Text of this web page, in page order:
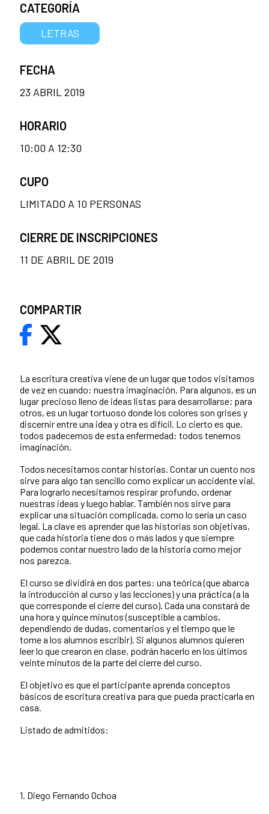
La escritura creativa viene de un lugar que todos visitamos
de vez en cuando: nuestra imaginación. Para algunos, es un
lugar precioso lleno de ideas listas para desarrollarse; para
otros, es un lugar tortuoso donde los colores son grises y
discernir entre una idea y otra es difícil. Lo cierto es que,
todos padecemos de esta enfermedad: todos tenemos
imaginación.
Todos necesitamos contar historias. Contar un cuento nos
sirve para algo tan sencillo como explicar un accidente vial.
Para lograrlo necesitamos respirar profundo, ordenar
nuestras ideas y luego hablar. También nos sirve para
explicar una situación complicada, como lo sería un caso
legal. La clave es aprender que las historias son objetivas,
que cada historia tiene dos o más lados y que siempre
podemos contar nuestro lado de la historia como mejor
nos parezca.
El curso se dividirá en dos partes: una teórica (que abarca
la introducción al curso y las lecciones) y una práctica (a la
que corresponde el cierre del curso). Cada una constará de
una hora y quince minutos (susceptible a cambios,
dependiendo de dudas, comentarios y el tiempo que le
tome a los alumnos escribir). Si algunos alumnos quieren
leer lo que crearon en clase, podrán hacerlo en los últimos
veinte minutos de la parte del cierre del curso.
El objetivo es que el participante aprenda conceptos
básicos de escritura creativa para que pueda practicarla en
casa.
Listado de admitidos:
1. Diego Fernando Ochoa
CATEGORÍA
LETRAS
FECHA
23 ABRIL 2019
HORARIO
10:00 A 12:30
CUPO
LIMITADO A 10 PERSONAS
CIERRE DE INSCRIPCIONES
11 DE ABRIL DE 2019
COMPARTIR